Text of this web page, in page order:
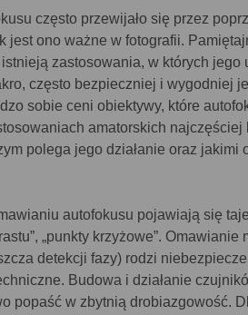
często przewijało się przez
jest ono ważne w fotografii.
zastosowania, w których
często bezpieczniej i wygodniej
sobie ceni obiektywy, które
amatorskich
polega jego działanie oraz jakimi
autofokusu pojawiają się
„punkty krzyżowe”.
detekcji fazy) rodzi
Budowa i działanie
popaść w zbytnią drobiazgowość.